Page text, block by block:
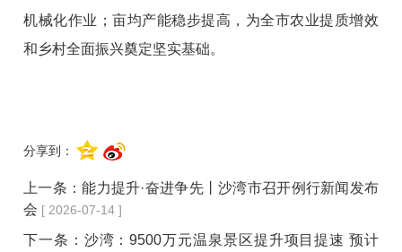
机械化作业；亩均产能稳步提高，为全市农业提质增效
和乡村全面振兴奠定坚实基础。
分享到：
上一条：能力提升·奋进争先丨沙湾市召开例行新闻发布
会 [ 2026-07-14 ]
下一条： 沙湾：9500万元温泉景区提升项目提速 预计